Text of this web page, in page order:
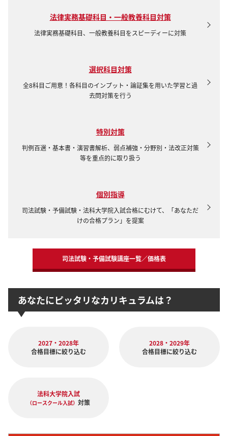
法律実務基礎科目・一般教養科目対策
法律実務基礎科目、一般教養科目をスピーディーに対策
選択科目対策
全8科目ご用意！各科目のインプット・論証集を用いた学習と過
去問対策を行う
特別対策
判例百選・基本書・演習書解析、弱点補強・分野別・法改正対策
等を重点的に取り扱う
個別指導
司法試験・予備試験・法科大学院入試合格にむけて、「あなただ
けの合格プラン」を提案
司法試験・予備試験講座一覧／価格表
あなたにピッタリなカリキュラムは？
2027・2028年
合格目標に絞り込む
2028・2029年
合格目標に絞り込む
法科大学院入試
（ロースクール入試） 対策